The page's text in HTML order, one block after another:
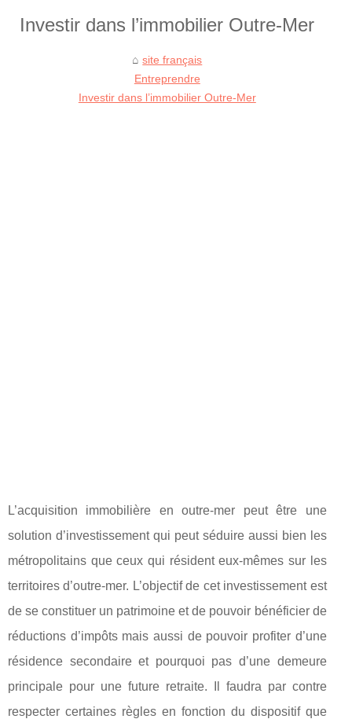
Investir dans l’immobilier Outre-Mer
site français
Entreprendre
Investir dans l’immobilier Outre-Mer
L’acquisition immobilière en outre-mer peut être une
solution d’investissement qui peut séduire aussi bien les
métropolitains que ceux qui résident eux-mêmes sur les
territoires d’outre-mer. L’objectif de cet investissement est
de se constituer un patrimoine et de pouvoir bénéficier de
réductions d’impôts mais aussi de pouvoir profiter d’une
résidence secondaire et pourquoi pas d’une demeure
principale pour une future retraite. Il faudra par contre
respecter certaines règles en fonction du dispositif que